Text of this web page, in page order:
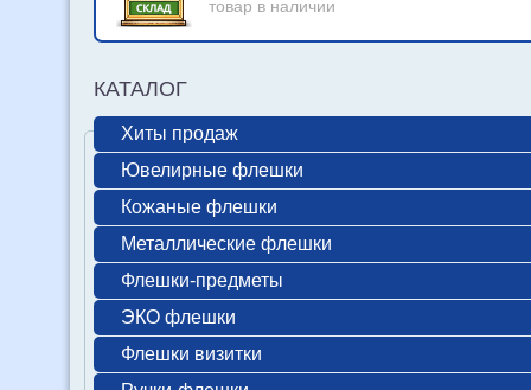
товар в наличии
КАТАЛОГ
Хиты продаж
Ювелирные флешки
Кожаные флешки
Металлические флешки
Флешки-предметы
ЭКО флешки
Флешки визитки